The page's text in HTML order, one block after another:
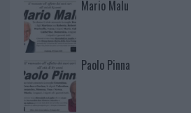
Mario Malu
Paolo Pinna